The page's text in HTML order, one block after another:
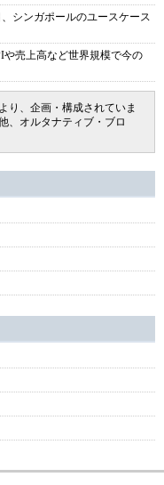
シンガポールのユースケース
や売上高など世界規模で今の
り、企画・構成されていま
、オルタナティブ・ブロ